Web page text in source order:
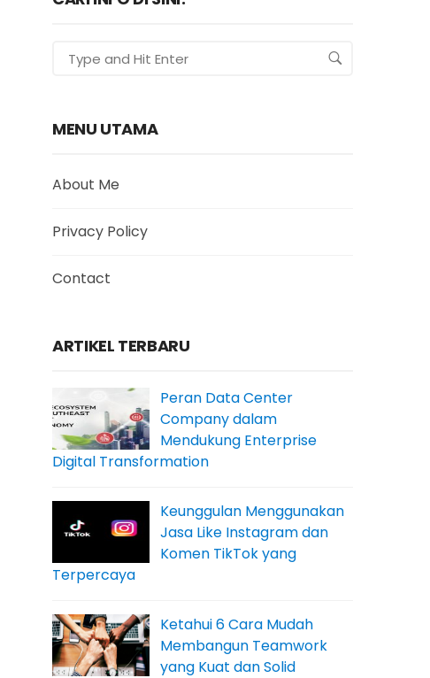
MENU UTAMA
About Me
Privacy Policy
Contact
ARTIKEL TERBARU
Peran Data Center
Company dalam
Mendukung Enterprise
Digital Transformation
Keunggulan Menggunakan
Jasa Like Instagram dan
Komen TikTok yang
Terpercaya
Ketahui 6 Cara Mudah
Membangun Teamwork
yang Kuat dan Solid